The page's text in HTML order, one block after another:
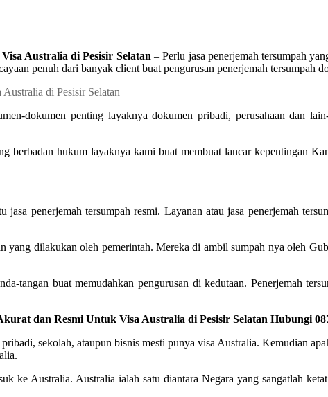
Australia di Pesisir Selatan – Perlu jasa penerjemah tersumpah
penuh dari banyak client buat pengurusan penerjemah tersumpah
dokumen penting layaknya dokumen pribadi, perusahaan dan
berbadan hukum layaknya kami buat membuat lancar kepentingan
penerjemah tersumpah resmi. Layanan atau jasa penerjemah
yang dilakukan oleh pemerintah. Mereka di ambil sumpah nya oleh
tangan buat memudahkan pengurusan di kedutaan. Penerjemah
dan Resmi Untuk Visa Australia di Pesisir Selatan Hubungi
sekolah, ataupun bisnis mesti punya visa Australia. Kemudian
ke Australia. Australia ialah satu diantara Negara yang sangatlah